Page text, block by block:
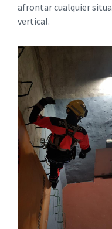
afrontar cualquier
vertical.